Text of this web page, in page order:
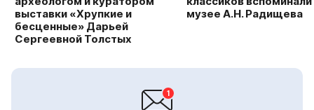
выставки «Хрупкие и
бесценные» Дарьей
Сергеевной Толстых
музее А.Н. Радищева